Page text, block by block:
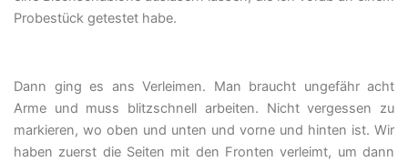
Probestück getestet habe.
Dann ging es ans Verleimen. Man braucht ungefähr acht
Arme und muss blitzschnell arbeiten. Nicht vergessen zu
markieren, wo oben und unten und vorne und hinten ist. Wir
haben zuerst die Seiten mit den Fronten verleimt, um dann